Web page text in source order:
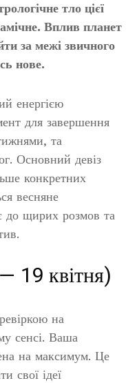
тло цієї
Вплив планет
за межі звичного
нове.
енергією
для завершення
та
Основний девіз
конкретних
весняне
до щирих розмов та
19 квітня)
на
сенсі. Ваша
на максимум. Це
свої ідеї